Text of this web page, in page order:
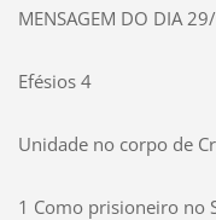
MENSAGEM DO DIA
Efésios 4
Unidade no corpo de
1 Como prisioneiro no